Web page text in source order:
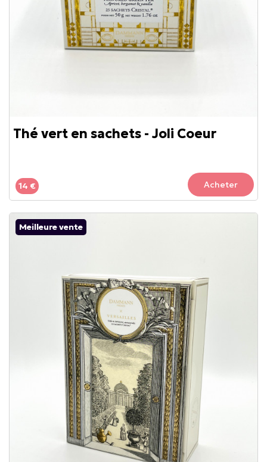
Thé vert en sachets - Joli Coeur
14 € Acheter
Meilleure vente